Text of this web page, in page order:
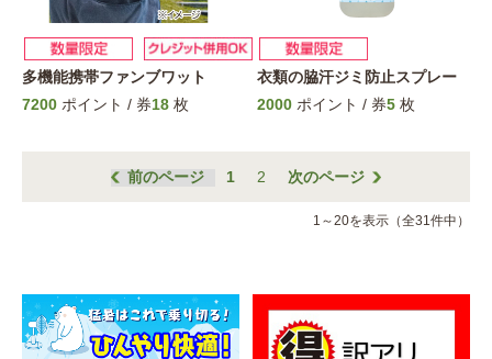
多機能携帯ファンブワット
7200 ポイント / 券18 枚
衣類の脇汗ジミ防止スプレー
2000 ポイント / 券5 枚
前のページ 1 2 次のページ
1～20を表示（全31件中）